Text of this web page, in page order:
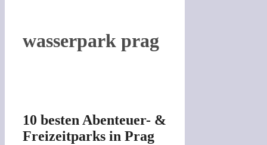
wasserpark prag
10 besten Abenteuer- &
Freizeitparks in Prag